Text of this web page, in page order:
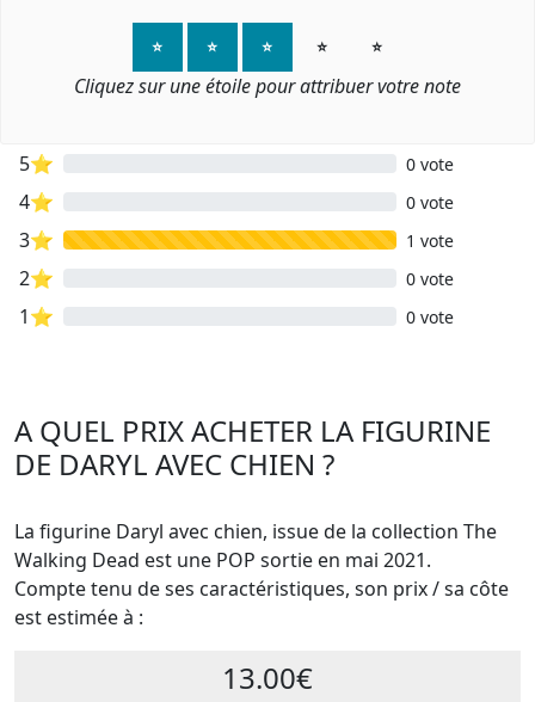
⭐ ⭐ ⭐ ⭐ ⭐
Cliquez sur une étoile pour attribuer votre note
5⭐ 0 vote
4⭐ 0 vote
3⭐ 1 vote
2⭐ 0 vote
1⭐ 0 vote
A QUEL PRIX ACHETER LA FIGURINE
DE DARYL AVEC CHIEN ?
La figurine Daryl avec chien, issue de la collection The
Walking Dead est une POP sortie en mai 2021.
Compte tenu de ses caractéristiques, son prix / sa côte
est estimée à :
13.00€